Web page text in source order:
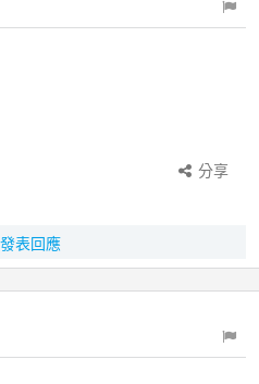
分享
表回應